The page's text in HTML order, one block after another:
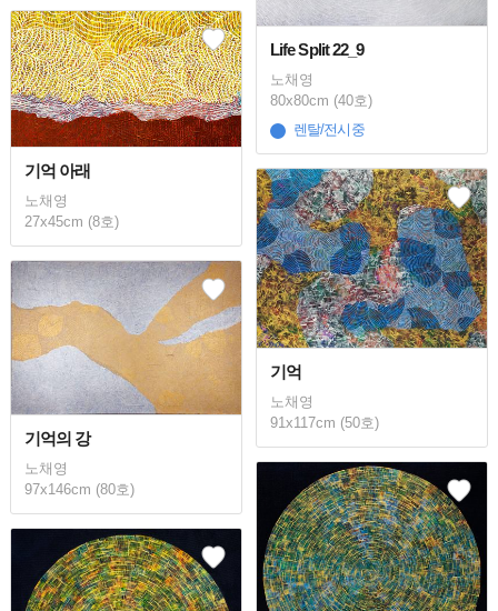
Life Split 22_9
노채영
80x80cm (40호)
렌탈/전시중
기억 아래
노채영
27x45cm (8호)
기억
노채영
91x117cm (50호)
기억의 강
노채영
97x146cm (80호)